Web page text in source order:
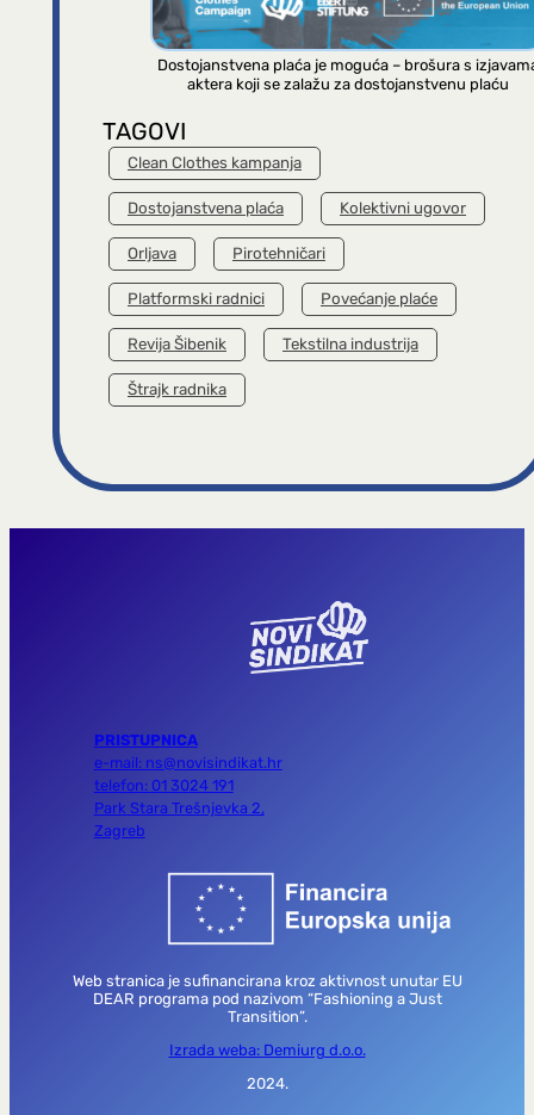
Dostojanstvena plaća je moguća – brošura s
aktera koji se zalažu za dostojanstvenu plaću
TAGOVI
Clean Clothes kampanja
Dostojanstvena plaća Kolektivni ugovor
Orljava Pirotehničari
Platformski radnici Povećanje plaće
Revija Šibenik Tekstilna industrija
Štrajk radnika
PRISTUPNICA
e-mail: ns@novisindikat.hr
telefon: 01 3024 191
Park Stara Trešnjevka 2,
Zagreb
Web stranica je sufinancirana kroz aktivnost unutar EU
DEAR programa pod nazivom “Fashioning a Just
Transition”.
Izrada weba: Demiurg d.o.o.
2024.